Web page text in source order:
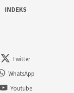
INDEKS
Twitter
WhatsApp
Youtube